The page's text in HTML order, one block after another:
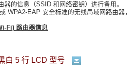
器的信息（SSID 和网络密钥）进行备用。
WPA2-EAP 安全标准的无线局域网路由器，
Fi) 路由器信息
白 5 行 LCD 型号